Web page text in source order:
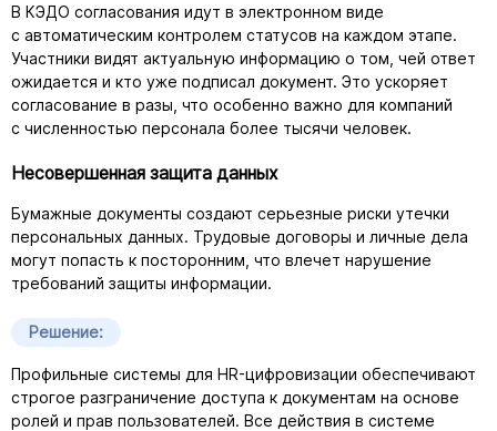
В КЭДО согласования идут в электронном виде
с автоматическим контролем статусов на каждом этапе.
Участники видят актуальную информацию о том, чей ответ
ожидается и кто уже подписал документ. Это ускоряет
согласование в разы, что особенно важно для компаний
с численностью персонала более тысячи человек.
Несовершенная защита данных
Бумажные документы создают серьезные риски утечки
персональных данных. Трудовые договоры и личные дела
могут попасть к посторонним, что влечет нарушение
требований защиты информации.
Решение:
Профильные системы для HR-цифровизации обеспечивают
строгое разграничение доступа к документам на основе
ролей и прав пользователей. Все действия в системе